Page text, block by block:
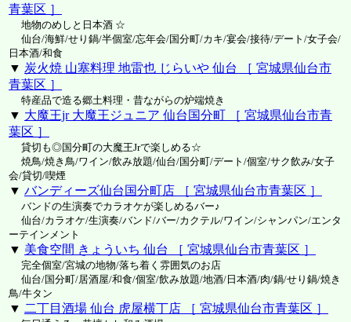
青葉区 ］
地物のめしと日本酒 ☆
仙台/海鮮/せり鍋/半個室/忘年会/国分町/カキ/宴会/接待/デート/女子会/
日本酒/和食
▼ 炭火焼 山塞料理 地雷也 じらいや 仙台 ［ 宮城県仙台市
青葉区 ］
特産品で造る郷土料理・昔ながらの炉端焼き
▼ 大魔王jr 大魔王ジュニア 仙台国分町 ［ 宮城県仙台市青
葉区 ］
貸切も◎国分町の大魔王Jrで楽しめる☆
焼鳥/焼き鳥/ワイン/飲み放題/仙台/国分町/デート/個室/サク飲み/女子
会/貸切/喫煙
▼ バンディーズ仙台国分町店 ［ 宮城県仙台市青葉区 ］
バンドの生演奏でカラオケが楽しめるバー♪
仙台/カラオケ/生演奏/バンド/バー/カクテル/ワイン/シャンパン/エンタ
ーテインメント
▼ 美食空間 きょういち 仙台 ［ 宮城県仙台市青葉区 ］
完全個室/宮城の地物/落ち着く雰囲気のお店
仙台/国分町/居酒屋/和食/個室/飲み放題/地酒/日本酒/肉/鍋/せり鍋/焼き
鳥/牛タン
▼ 二丁目酒場 仙台 虎屋横丁店 ［ 宮城県仙台市青葉区 ］